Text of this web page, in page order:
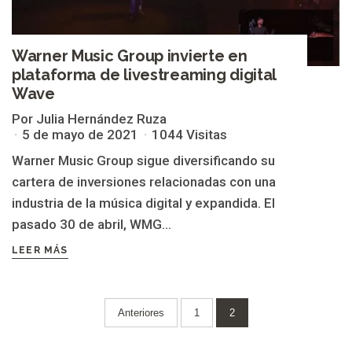
Warner Music Group invierte en
plataforma de livestreaming digital
Wave
Por Julia Hernández Ruza
5 de mayo de 2021
1044 Visitas
Warner Music Group sigue diversificando su
cartera de inversiones relacionadas con una
industria de la música digital y expandida. El
pasado 30 de abril, WMG...
LEER MÁS
Paginación
Anteriores 1 2